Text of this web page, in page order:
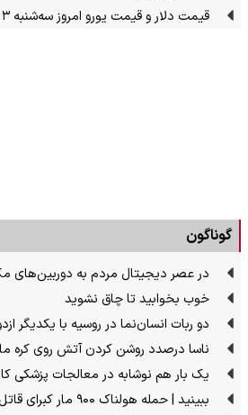
قیمت دلار و قیمت یورو امروز سه‌شنبه ۱۳ مرداد ۱۴۰۵ + جدول
گوناگون
در عصر دیجیتال مردم به دوربین‌های
خوب بخوابید تا چاق نشوید
دو ربات انسان‌نما در روسیه با یکدیگر
ناسا درصدد روشن کردن آتش روی کره
یک بار هم نوشابه در معالجات پزشکی
ببینید | حمله هولناک ۹۰۰ مار کبرای قاتل به ساکنان مردم چین